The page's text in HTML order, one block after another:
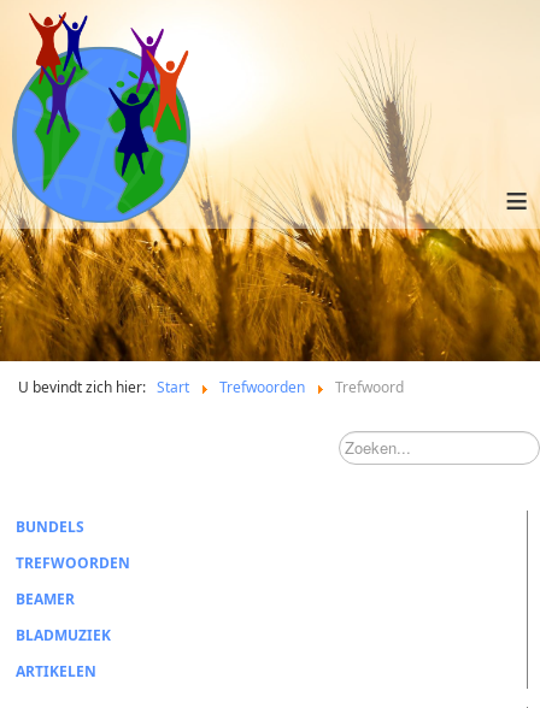
≡
U bevindt zich hier: Start Trefwoorden Trefwoord
BUNDELS
TREFWOORDEN
BEAMER
BLADMUZIEK
ARTIKELEN